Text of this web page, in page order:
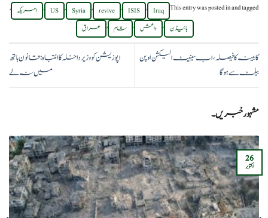
This entry was posted inand tagged
Iraq
,
ISIS
,
revive
,
Syria
,
US
, امریکہ ,
بائیڈن , داعش , شام , عراق .
کابینہ کا فیصلہ، اب سینیٹ الیکشن اوپن
بیلٹ سے ہوگا
اپوزیشن کو وزیر داخلہ کا انتباہ: قانون ہاتھ
میں نہ لے
مشہور خبریں۔
26
اکتوبر